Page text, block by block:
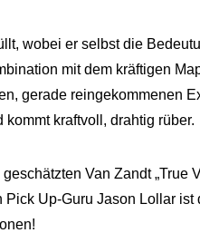
wobei er selbst die
mit dem kräftigen
gerade reingekommenen
kraftvoll, drahtig rüber.
Van Zandt „True
Pick Up-Guru Jason Lollar